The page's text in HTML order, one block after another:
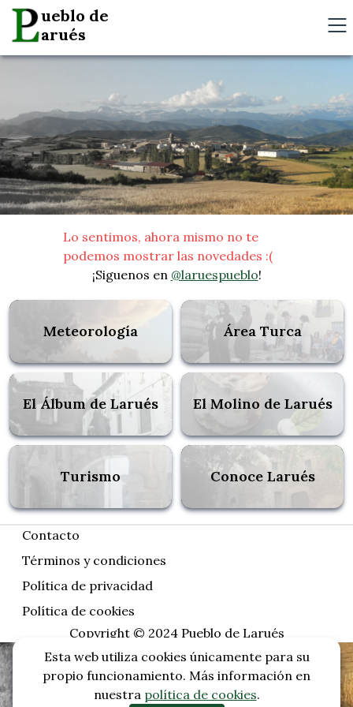
ueblo de
arués
Meteorología Área Turca
El Álbum de Larués El Molino de Larués
Turismo Conoce Larués
Lo sentimos, ahora mismo no te
podemos mostrar las novedades :(
¡Siguenos en @laruespueblo!
Contacto
Términos y condiciones
Política de privacidad
Política de cookies
Copyright © 2024 Pueblo de Larués
Esta web utiliza cookies únicamente para su
propio funcionamiento. Más información en
nuestra política de cookies.